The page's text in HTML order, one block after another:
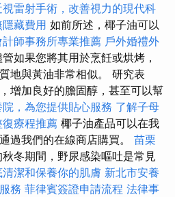
視雷射手術，改善視力的現代科
藏費用 如前所述，椰子油可以
計師事務所專業推薦 戶外婚禮外
管如果您將其用於烹飪或烘烤，
地與黃油非常相似。 研究表
增加良好的膽固醇，甚至可以幫
，為您提供貼心服務 了解子母
復療程推薦 椰子油產品可以在我
過我們的在線商店購買。 苗栗
冬期間，野尿感染嘔吐是常見
潔和保養你的肌膚 新北市安養
務 菲律賓簽證申請流程 法律事